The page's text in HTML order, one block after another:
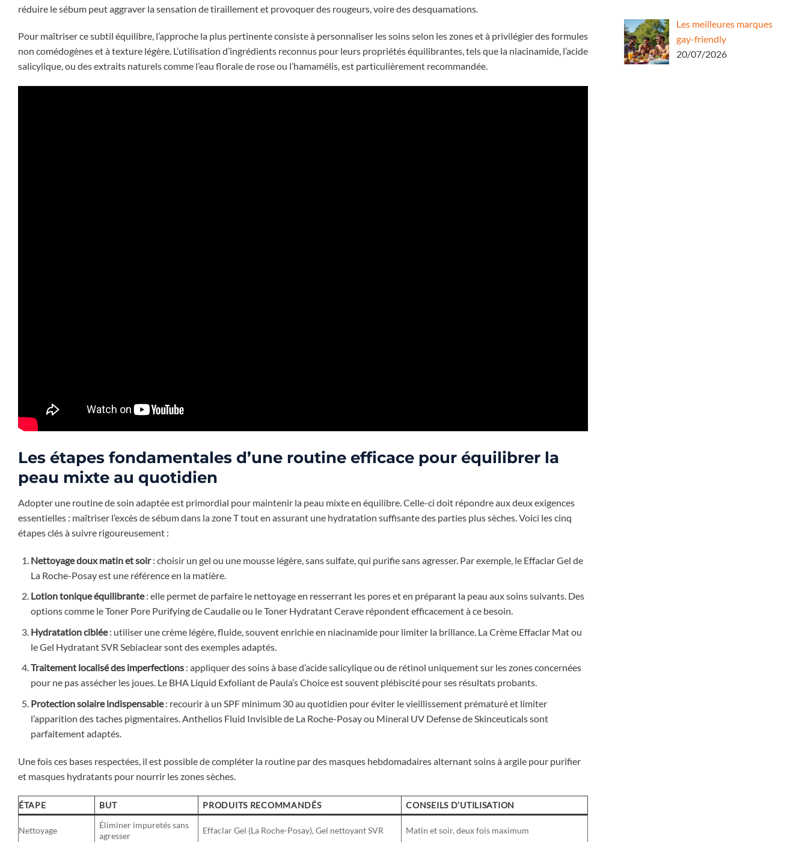
réduire le sébum peut aggraver la sensation de tiraillement et provoquer des rougeurs, voire des desquamations.
Pour maîtriser ce subtil équilibre, l’approche la plus pertinente consiste à personnaliser les soins selon les zones et à privilégier des formules
non comédogènes et à texture légère. L’utilisation d’ingrédients reconnus pour leurs propriétés équilibrantes, tels que la niacinamide, l’acide
salicylique, ou des extraits naturels comme l’eau florale de rose ou l’hamamélis, est particulièrement recommandée.
Les étapes fondamentales d’une routine efficace pour équilibrer la
peau mixte au quotidien
Adopter une routine de soin adaptée est primordial pour maintenir la peau mixte en équilibre. Celle-ci doit répondre aux deux exigences
essentielles : maîtriser l’excès de sébum dans la zone T tout en assurant une hydratation suffisante des parties plus sèches. Voici les cinq
étapes clés à suivre rigoureusement :
Nettoyage doux matin et soir: choisir un gel ou une mousse légère, sans sulfate, qui purifie sans agresser. Par exemple, le Effaclar Gel de
La Roche-Posay est une référence en la matière.
Lotion tonique équilibrante: elle permet de parfaire le nettoyage en resserrant les pores et en préparant la peau aux soins suivants. Des
options comme le Toner Pore Purifying de Caudalie ou le Toner Hydratant Cerave répondent efficacement à ce besoin.
Hydratation ciblée: utiliser une crème légère, fluide, souvent enrichie en niacinamide pour limiter la brillance. La Crème Effaclar Mat ou
le Gel Hydratant SVR Sebiaclear sont des exemples adaptés.
Traitement localisé des imperfections: appliquer des soins à base d’acide salicylique ou de rétinol uniquement sur les zones concernées
pour ne pas assécher les joues. Le BHA Liquid Exfoliant de Paula’s Choice est souvent plébiscité pour ses résultats probants.
Protection solaire indispensable: recourir à un SPF minimum 30 au quotidien pour éviter le vieillissement prématuré et limiter
l’apparition des taches pigmentaires. Anthelios Fluid Invisible de La Roche-Posay ou Mineral UV Defense de Skinceuticals sont
parfaitement adaptés.
Une fois ces bases respectées, il est possible de compléter la routine par des masques hebdomadaires alternant soins à argile pour purifier
et masques hydratants pour nourrir les zones sèches.
ÉTAPE BUT PRODUITS RECOMMANDÉS CONSEILS D’UTILISATION
Nettoyage
Éliminer impuretés sans
agresser
Effaclar Gel (La Roche-Posay), Gel nettoyant SVR Matin et soir, deux fois maximum
Les meilleures marques
gay-friendly
20/07/2026